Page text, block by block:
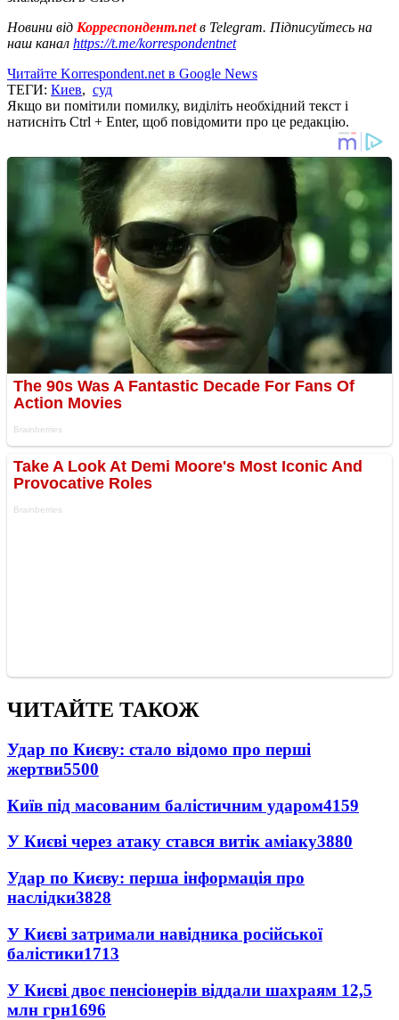
Новини від Корреспондент.netв Telegram. Підписуйтесь на
наш канал https://t.me/korrespondentnet
Читайте Korrespondent.net в Google News
ТЕГИ: Киев, суд
Якщо ви помітили помилку, виділіть необхідний текст і
натисніть Ctrl + Enter, щоб повідомити про це редакцію.
ЧИТАЙТЕ ТАКОЖ
Удар по Києву: стало відомо про перші
жертви5500
Київ під масованим балістичним ударом4159
У Києві через атаку стався витік аміаку3880
Удар по Києву: перша інформація про
наслідки3828
У Києві затримали навідника російської
балістики1713
У Києві двоє пенсіонерів віддали шахраям 12,5
млн грн1696